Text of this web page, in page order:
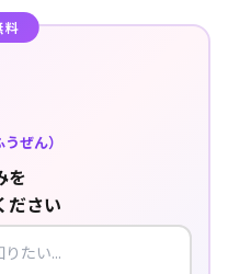
料
ぜん）
を
ださい